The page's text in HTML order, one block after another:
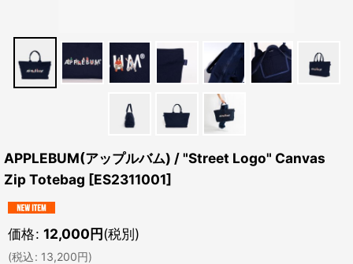
APPLEBUM(アップルバム) / "Street Logo" Canvas
Zip Totebag [ES2311001]
価格: 12,000円(税別)
(税込: 13,200円)